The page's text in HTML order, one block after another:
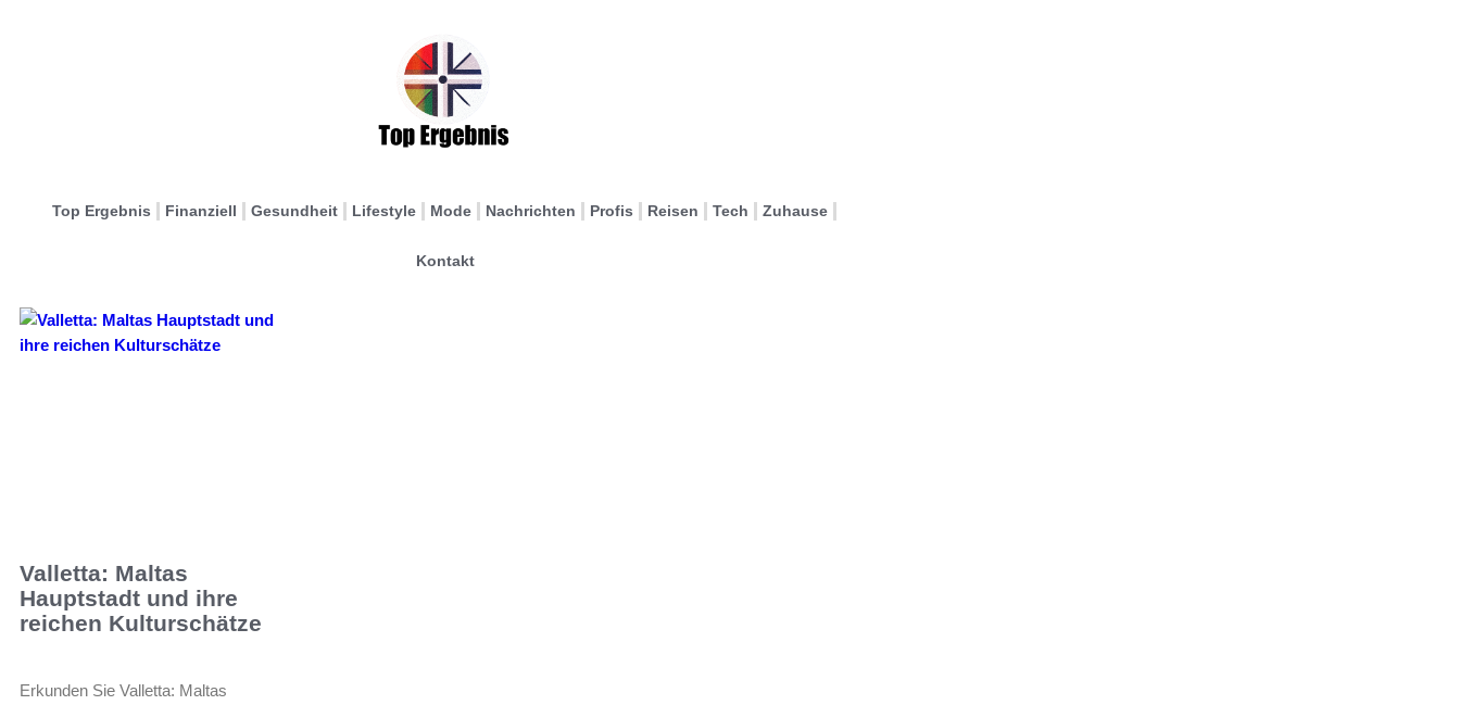
Top Ergebnis Finanziell Gesundheit Lifestyle Mode Nachrichten Profis Reisen Tech Zuhause
Kontakt
Valletta: Maltas
Hauptstadt und ihre
reichen Kulturschätze
Erkunden Sie Valletta: Maltas